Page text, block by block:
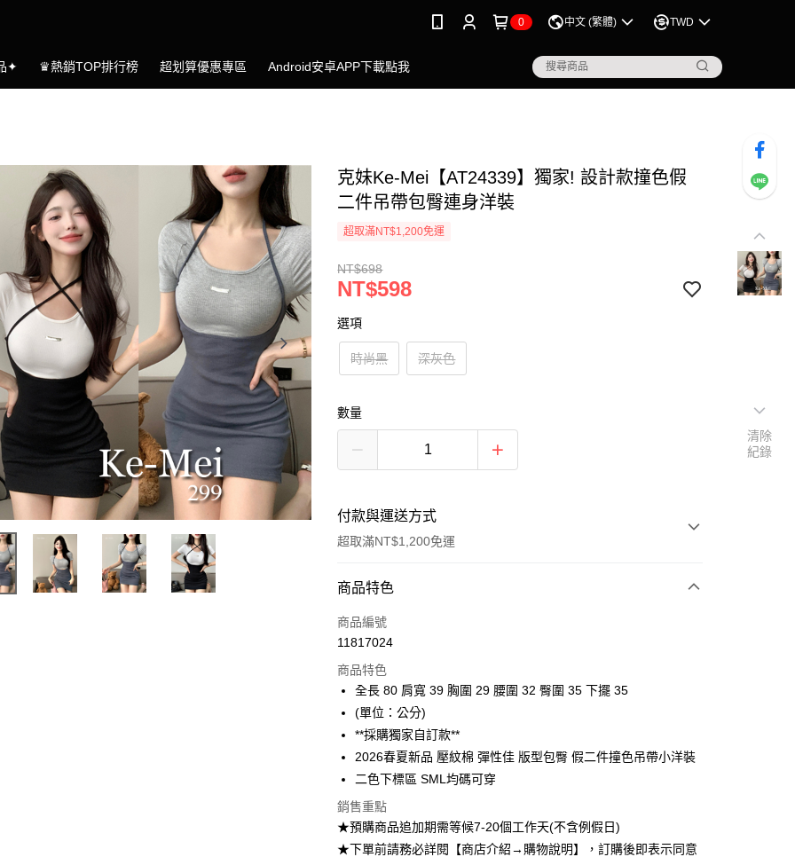
0 中文 (繁體) TWD
✦ ♛熱銷TOP排行榜 超划算優惠專區 Android安卓APP下載點我
克妹Ke-Mei【AT24339】獨家! 設計款撞色假
二件吊帶包臀連身洋裝
超取滿NT$1,200免運
NT$698
NT$598
選項
時尚黑 深灰色
數量
付款與運送方式
超取滿NT$1,200免運
付款方式
信用卡一次付款
Apple Pay
ATM付款
運送方式
全家付款取貨
每筆NT$85，滿NT$1,200(含以上)免運費
商品特色
商品編號
11817024
商品特色
全長 80 肩寬 39 胸圍 29 腰圍 32 臀圍 35 下擺 35
(單位：公分)
**採購獨家自訂款**
2026春夏新品 壓紋棉 彈性佳 版型包臀 假二件撞色吊帶小洋裝
二色下標區 SML均碼可穿
銷售重點
★預購商品追加期需等候7-20個工作天(不含例假日)
★下單前請務必詳閱【商店介紹→購物說明】，訂購後即表示同意
清除
紀錄